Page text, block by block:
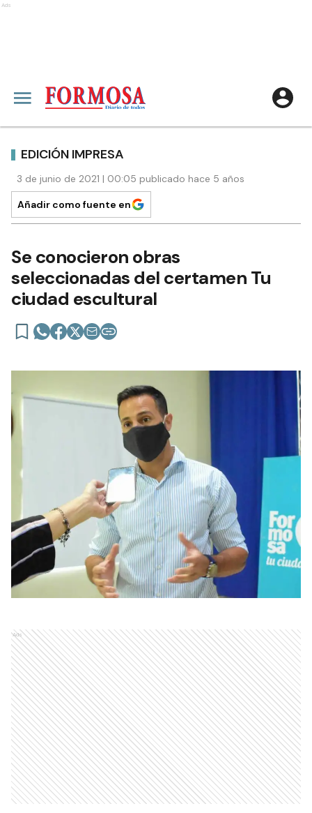
Ads
EDICIÓN IMPRESA
3 de junio de 2021 | 00:05 publicado hace 5 años
Añadir como fuente en
Se conocieron obras
seleccionadas del certamen Tu
ciudad escultural
Ads